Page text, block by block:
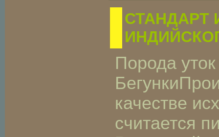
СТАНДАРТ
Порода уток
качестве
считается